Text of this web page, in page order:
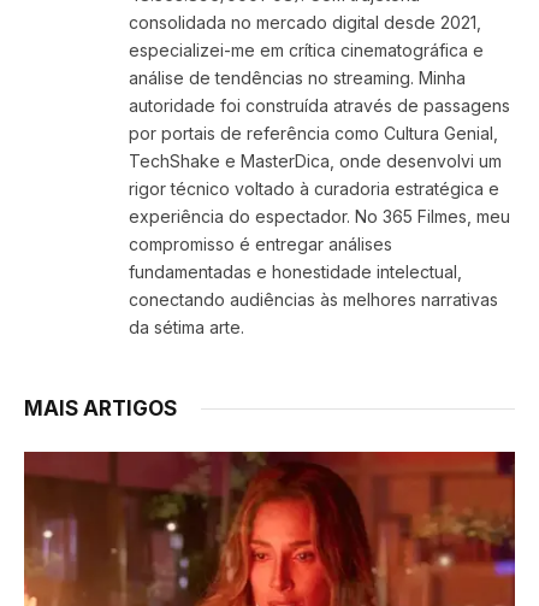
consolidada no mercado digital desde 2021,
especializei-me em crítica cinematográfica e
análise de tendências no streaming. Minha
autoridade foi construída através de passagens
por portais de referência como Cultura Genial,
TechShake e MasterDica, onde desenvolvi um
rigor técnico voltado à curadoria estratégica e
experiência do espectador. No 365 Filmes, meu
compromisso é entregar análises
fundamentadas e honestidade intelectual,
conectando audiências às melhores narrativas
da sétima arte.
MAIS ARTIGOS